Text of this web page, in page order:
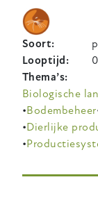
Soort
Looptijd
Thema’s
Biologische
Bodembeheer
Dierlijke